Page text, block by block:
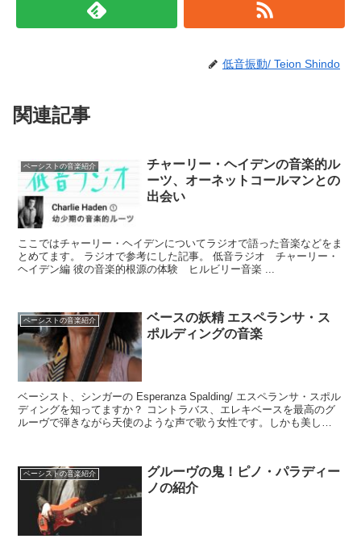
低音振動/ Teion Shindo
関連記事
ベーシストの音楽紹介
チャーリー・ヘイデンの音楽的ル
ーツ、オーネットコールマンとの
出会い
ここではチャーリー・ヘイデンについてラジオで語った音楽などをま
とめてます。 ラジオで参考にした記事。 低音ラジオ チャーリー・
ヘイデン編 彼の音楽的根源の体験 ヒルビリー音楽 ...
ベーシストの音楽紹介
ベースの妖精 エスペランサ・ス
ポルディングの音楽
ベーシスト、シンガーの Esperanza Spalding/ エスペランサ・スポル
ディングを知ってますか？ コントラバス、エレキベースを最高のグ
ルーヴで弾きながら天使のような声で歌う女性です。しかも美し
ベーシストの音楽紹介
グルーヴの鬼！ピノ・パラディー
ノの紹介